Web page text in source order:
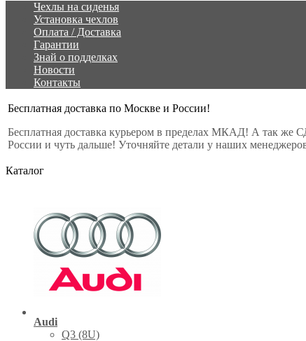
Чехлы на сиденья
Установка чехлов
Оплата / Доставка
Гарантии
Знай о подделках
Новости
Контакты
Бесплатная доставка по Москве и России!
Бесплатная доставка курьером в пределах МКАД! А так же
России и чуть дальше! Уточняйте детали у наших
Каталог
Audi
Q3 (8U)